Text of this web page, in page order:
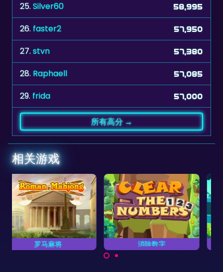
25.Silver60 58,995
26.faster2 57,950
27.stvn 57,380
28. Raphaell 57,085
29.frida 57,000
所有高分 →
相关游戏
消除数字 非洲大草原